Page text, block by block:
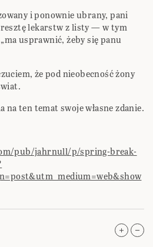
i ponownie ubrany, pani
resztę lekarstw z listy — w tym
usprawnić, żeby się panu
że pod nieobecność żony
na ten temat swoje własne zdanie.
pub/jahrnull/p/spring-break-